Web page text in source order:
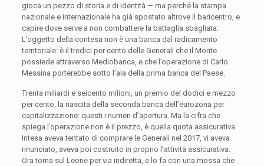
gioca un pezzo di storia e di identità — ma perché la stampa
nazionale e internazionale ha già spostato altrove il baricentro, e
capire dove serve a non combattere la battaglia sbagliata.
L’oggetto della contesa non è una banca dal radicamento
territoriale: è il tredici per cento delle Generali che il Monte
possiede attraverso Mediobanca, e che l’operazione di Carlo
Messina porterebbe sotto l’ala della prima banca del Paese.
Trenta miliardi e seicento milioni, un premio del dodici e mezzo
per cento, la nascita della seconda banca dell’eurozona per
capitalizzazione: questi i numeri d’apertura. Ma la cifra che
spiega l’operazione non è il prezzo, è quella quota assicurativa.
Intesa aveva tentato di comprare le Generali nel 2017, vi aveva
rinunciato, aveva poi costruito in proprio l’attività assicurativa.
Ora torna sul Leone per via indiretta, e lo fa con una mossa che